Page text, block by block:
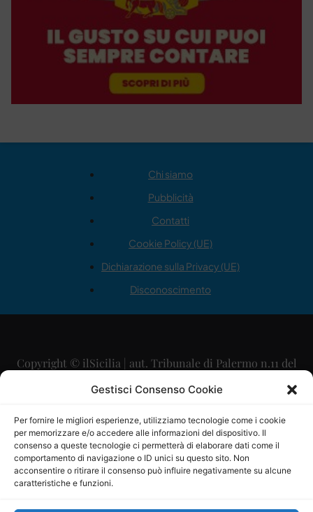
Gestisci Consenso Cookie
Per fornire le migliori esperienze, utilizziamo tecnologie come i cookie
per memorizzare e/o accedere alle informazioni del dispositivo. Il
consenso a queste tecnologie ci permetterà di elaborare dati come il
comportamento di navigazione o ID unici su questo sito. Non
acconsentire o ritirare il consenso può influire negativamente su alcune
caratteristiche e funzioni.
Chi siamo
Pubblicità
Contatti
Cookie Policy (UE)
Dichiarazione sulla Privacy (UE)
Disconoscimento
Copyright © ilSicilia | aut. Tribunale di Palermo n.11 del
29/09/2015
Direttore Editoriale: Maurizio Scaglione
Direttore Responsabile: Maria Calabrese